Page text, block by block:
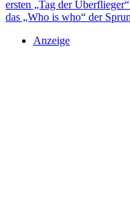
ersten „Tag der Überflieger“
das „Who is who“ der
Anzeige